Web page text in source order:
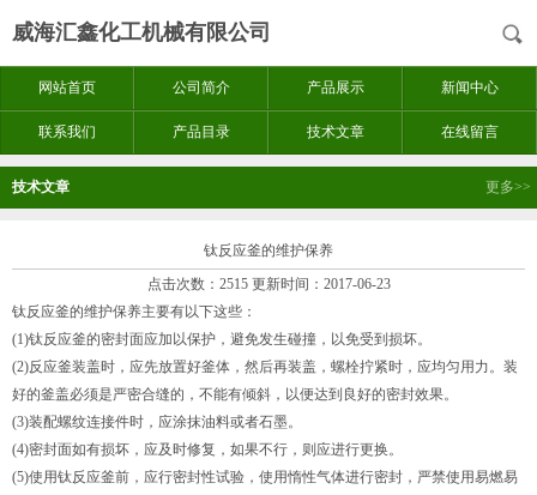
威海汇鑫化工机械有限公司
网站首页 公司简介 产品展示 新闻中心
联系我们 产品目录 技术文章 在线留言
技术文章 更多>>
钛反应釜的维护保养
点击次数：2515 更新时间：2017-06-23
钛反应釜的维护保养主要有以下这些：
(1)钛反应釜的密封面应加以保护，避免发生碰撞，以免受到损坏。
(2)反应釜装盖时，应先放置好釜体，然后再装盖，螺栓拧紧时，应均匀用力。装
好的釜盖必须是严密合缝的，不能有倾斜，以便达到良好的密封效果。
(3)装配螺纹连接件时，应涂抹油料或者石墨。
(4)密封面如有损坏，应及时修复，如果不行，则应进行更换。
(5)使用钛反应釜前，应行密封性试验，使用惰性气体进行密封，严禁使用易燃易